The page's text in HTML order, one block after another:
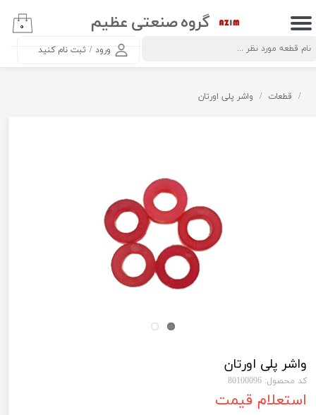
گروه صنعتی عظیم
ورود / ثبت نام کنید
حساب کاربری من
سفارشات
۰
قطعات واشر پلی اورتان
واشر پلی اورتان
کد محصول: 80100096
استعلام قیمت